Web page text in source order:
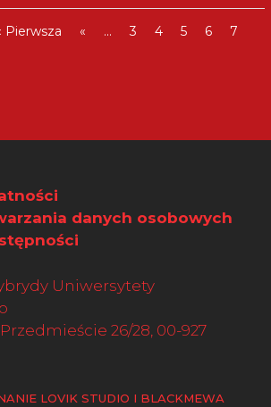
Pierwsza « ... 3 4 5 6 7
danych osobowych
Uniwersytety
26/28, 00-927
LOVIK STUDIO I BLACKMEWA